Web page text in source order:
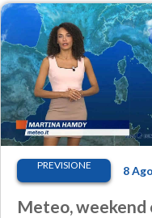
PREVISIONE 8
Meteo, weekend